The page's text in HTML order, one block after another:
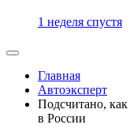
1 неделя спустя
Главная
Автоэксперт
Подсчитано, как
в России